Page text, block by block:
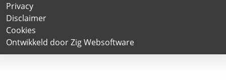
Privacy
Disclaimer
Cookies
Ontwikkeld door Zig Websoftware